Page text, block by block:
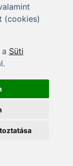
(cookies)
Süti